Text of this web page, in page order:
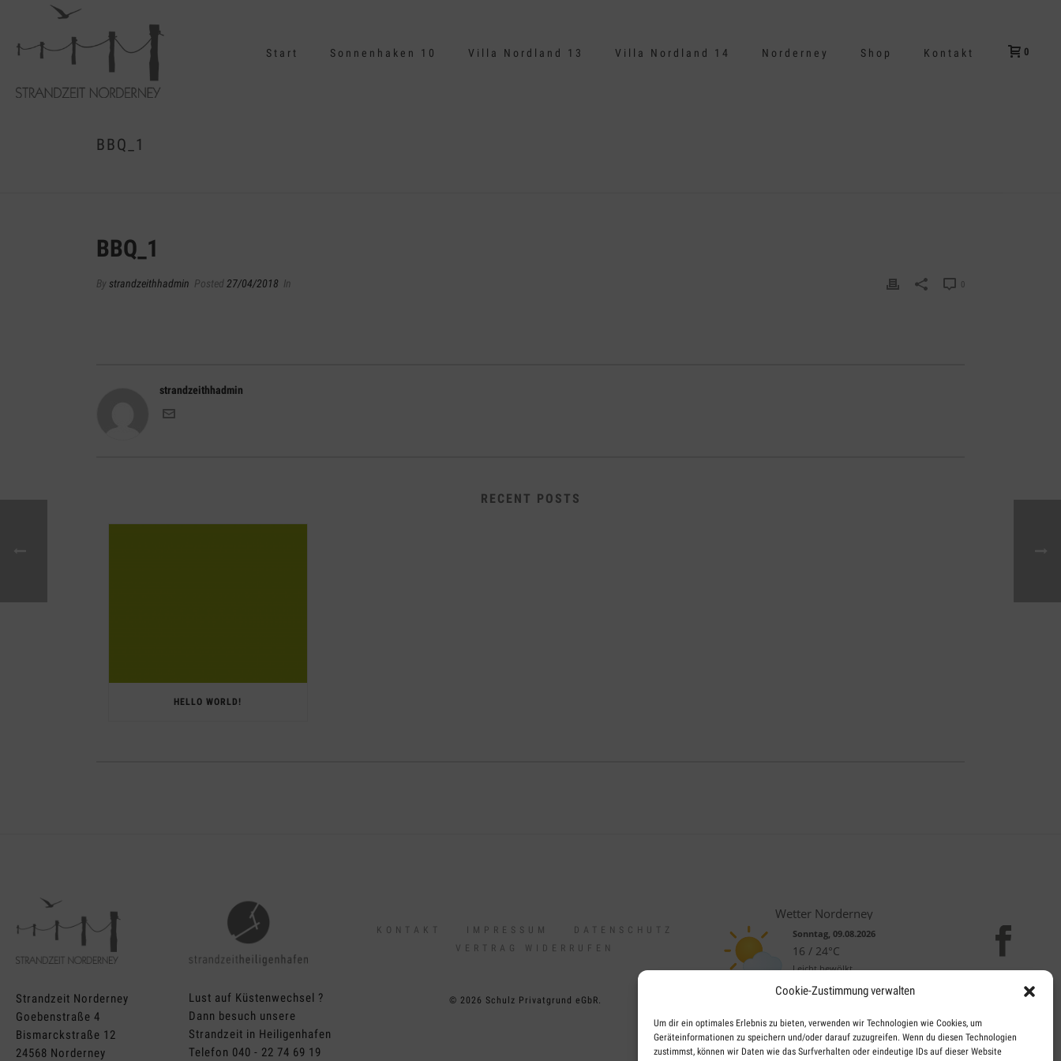
Cookie-Zustimmung verwalten
Um dir ein optimales Erlebnis zu bieten, verwenden wir Technologien wie Cookies, um
Geräteinformationen zu speichern und/oder darauf zuzugreifen. Wenn du diesen Technologien
zustimmst, können wir Daten wie das Surfverhalten oder eindeutige IDs auf dieser Website
Start Sonnenhaken 10 Villa Nordland 13 Villa Nordland 14 Norderney Shop Kontakt 0
BBQ_1
BBQ_1
By strandzeithhadmin Posted 27/04/2018 In 0
strandzeithhadmin
RECENT POSTS
HELLO WORLD!
Strandzeit Norderney
Goebenstraße 4
Bismarckstraße 12
24568 Norderney
Lust auf Küstenwechsel ?
Dann besuch unsere
Strandzeit in Heiligenhafen
Telefon 040 - 22 74 69 19
KONTAKT IMPRESSUM
DATENSCHUTZ
VERTRAG WIDERRUFEN
© 2026 Schulz Privatgrund eGbR.
Wetter Norderney
Sonntag, 09.08.2026
16 / 24°C
Leicht bewölkt
17 / 19°C
Di, 11.08.
16 / 17°C
Mi, 12.08.
15 / 19°C